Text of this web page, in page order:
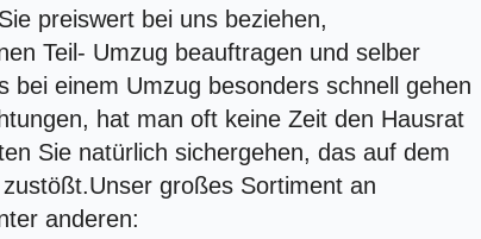
preiswert bei uns beziehen,
Teil- Umzug beauftragen und selber
bei einem Umzug besonders schnell gehen
hat man oft keine Zeit den Hausrat
Sie natürlich sichergehen, das auf dem
großes Sortiment an
anderen: